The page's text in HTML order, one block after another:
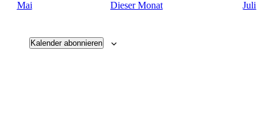
Mai Dieser Monat Juli
Kalender abonnieren